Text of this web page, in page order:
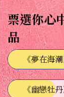
票選你心
品
《夢在海
《幽戀牡丹